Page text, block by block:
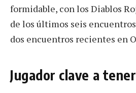
formidable, con los Diablos
de los últimos seis
dos encuentros recientes en
Jugador clave a